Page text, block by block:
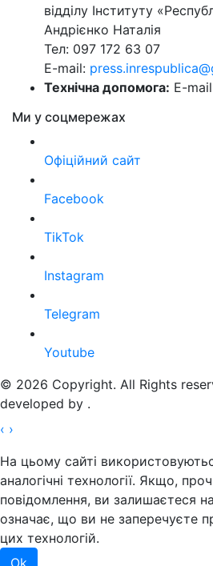
відділу Інституту
Андрієнко Наталія
Тел: 097 172 63 07
E-mail:
Технічна допомога: E-
Ми у соцмережах
Офіційний сайт
Facebook
TikTok
Instagram
Telegram
Youtube
© 2026 Copyright. All Rights
developed by .
‹ ›
На цьому сайті
аналогічні технології. Якщо,
повідомлення, ви залишаєтеся
означає, що ви не заперечуєте
цих технологій.
Ok